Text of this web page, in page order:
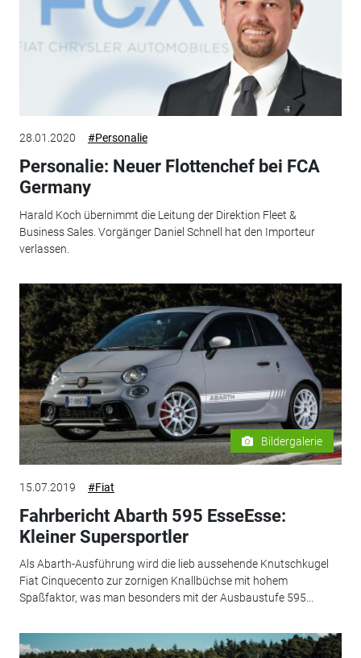
28.01.2020 #Personalie
Personalie: Neuer Flottenchef bei FCA
Germany
Harald Koch übernimmt die Leitung der Direktion Fleet &
Business Sales. Vorgänger Daniel Schnell hat den Importeur
verlassen.
Bildergalerie
15.07.2019 #Fiat
Fahrbericht Abarth 595 EsseEsse:
Kleiner Supersportler
Als Abarth-Ausführung wird die lieb aussehende Knutschkugel
Fiat Cinquecento zur zornigen Knallbüchse mit hohem
Spaßfaktor, was man besonders mit der Ausbaustufe 595...